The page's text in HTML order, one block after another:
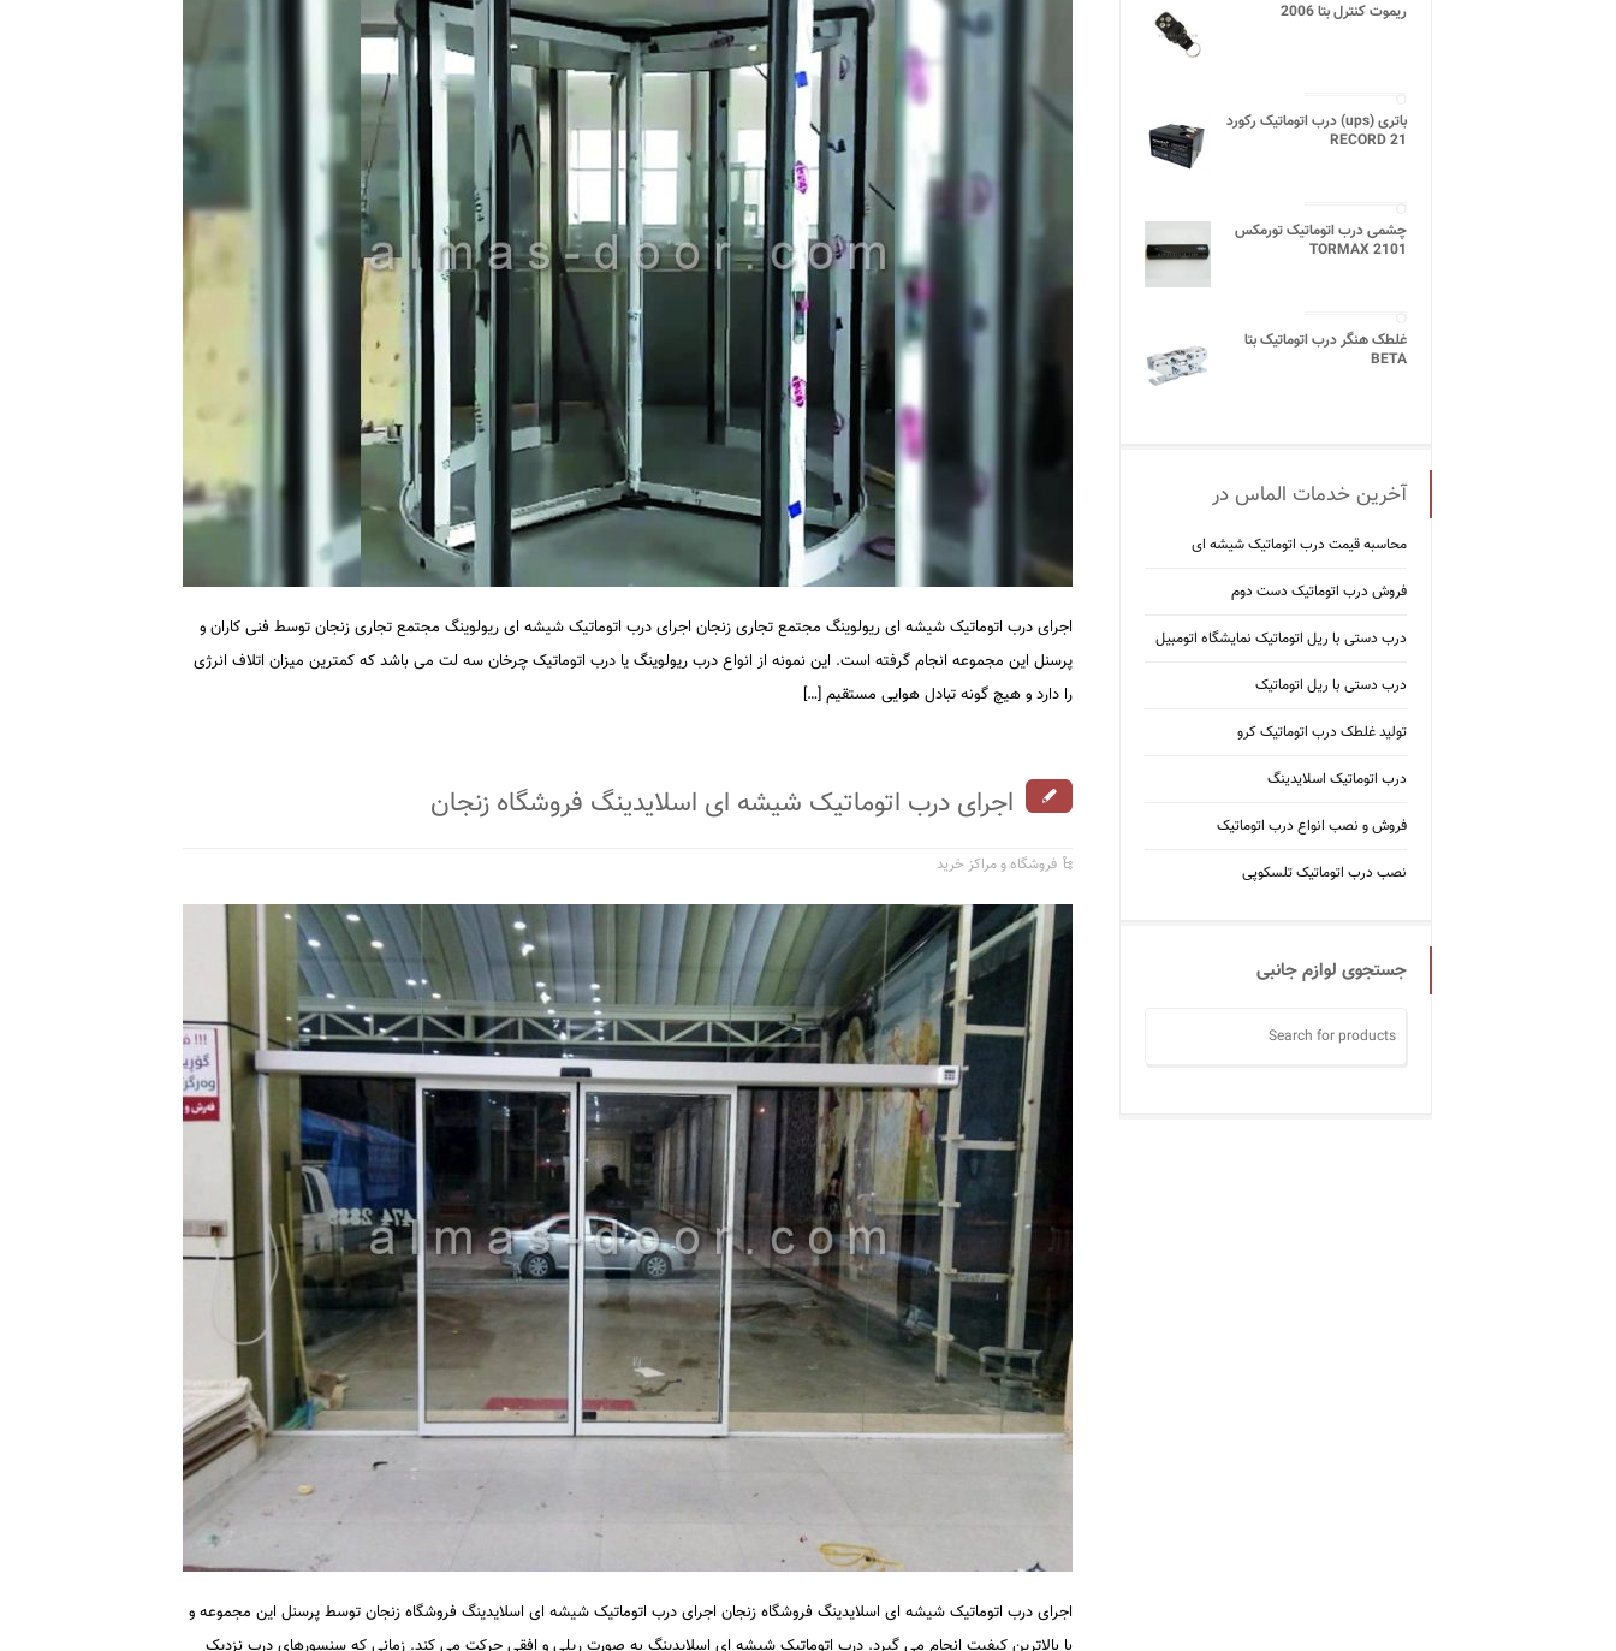
اجرای درب اتوماتیک شیشه ای ریولوینگ مجتمع تجاری زنجان اجرای درب اتوماتیک شیشه ای ریولوینگ مجتمع تجاری زنجان توسط فنی کاران و
پرسنل این مجموعه انجام گرفته است. این نمونه از انواع درب ریولوینگ یا درب اتوماتیک چرخان سه لت می باشد که کمترین میزان اتلاف انرژی
را دارد و هیچ گونه تبادل هوایی مستقیم […]
اجرای درب اتوماتیک شیشه ای اسلایدینگ فروشگاه زنجان
فروشگاه و مراکز خرید
اجرای درب اتوماتیک شیشه ای اسلایدینگ فروشگاه زنجان اجرای درب اتوماتیک شیشه ای اسلایدینگ فروشگاه زنجان توسط پرسنل این مجموعه و
با بالاترین کیفیت انجام می گیرد. درب اتوماتیک شیشه ای اسلایدینگ به صورت ریلی و افقی حرکت می کند. زمانی که سنسورهای درب نزدیک
ریموت کنترل بتا 2006
باتری (ups) درب اتوماتیک رکورد
21 RECORD
چشمی درب اتوماتیک تورمکس
TORMAX 2101
غلطک هنگر درب اتوماتیک بتا
BETA
آخرین خدمات الماس در
محاسبه قیمت درب اتوماتیک شیشه ‌ای
فروش درب اتوماتیک دست دوم
درب دستی با ریل اتوماتیک نمایشگاه اتومبیل
درب دستی با ریل اتوماتیک
تولید غلطک درب اتوماتیک کرو
درب اتوماتیک اسلایدینگ
فروش و نصب انواع درب اتوماتیک
نصب درب اتوماتیک تلسکوپی
جستجوی لوازم جانبی